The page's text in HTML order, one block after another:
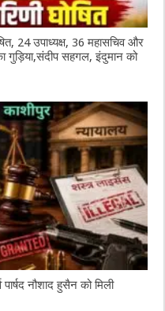
24 उपाध्यक्ष, 36 महासचिव और
गुड़िया,संदीप सहगल, इंदुमान को
नौशाद हुसैन को मिली